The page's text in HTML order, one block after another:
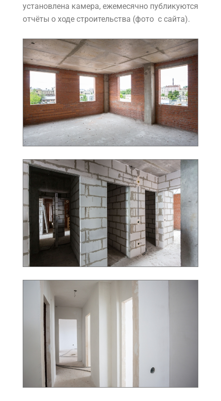
установлена камера, ежемесячно публикуются
отчёты о ходе строительства (фото с сайта).